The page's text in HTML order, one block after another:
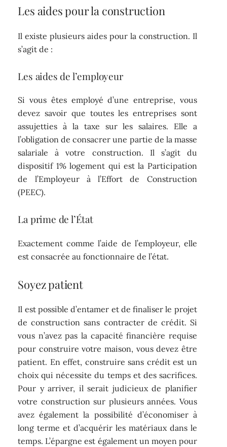
Les aides pour la construction
Il existe plusieurs aides pour la construction. Il
s’agit de :
Les aides de l’employeur
Si vous êtes employé d’une entreprise, vous
devez savoir que toutes les entreprises sont
assujetties à la taxe sur les salaires. Elle a
l’obligation de consacrer une partie de la masse
salariale à votre construction. Il s’agit du
dispositif 1% logement qui est la Participation
de l’Employeur à l’Effort de Construction
(PEEC).
La prime de l’État
Exactement comme l’aide de l’employeur, elle
est consacrée au fonctionnaire de l’état.
Soyez patient
Il est possible d’entamer et de finaliser le projet
de construction sans contracter de crédit. Si
vous n’avez pas la capacité financière requise
pour construire votre maison, vous devez être
patient. En effet, construire sans crédit est un
choix qui nécessite du temps et des sacrifices.
Pour y arriver, il serait judicieux de planifier
votre construction sur plusieurs années. Vous
avez également la possibilité d’économiser à
long terme et d’acquérir les matériaux dans le
temps. L’épargne est également un moyen pour